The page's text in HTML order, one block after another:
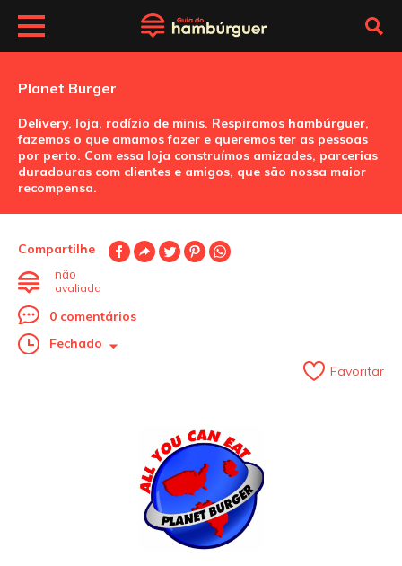
Planet Burger
Delivery, loja, rodízio de minis. Respiramos hambúrguer,
fazemos o que amamos fazer e queremos ter as pessoas
por perto. Com essa loja construímos amizades, parcerias
duradouras com clientes e amigos, que são nossa maior
recompensa.
Compartilhe
não
avaliada
0 comentários
Fechado
Favoritar